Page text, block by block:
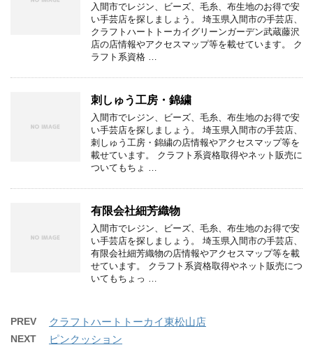
入間市でレジン、ビーズ、毛糸、布生地のお得で安
い手芸店を探しましょう。 埼玉県入間市の手芸店、
クラフトハートトーカイグリーンガーデン武蔵藤沢
店の店情報やアクセスマップ等を載せています。 ク
ラフト系資格 …
刺しゅう工房・錦繍
入間市でレジン、ビーズ、毛糸、布生地のお得で安
い手芸店を探しましょう。 埼玉県入間市の手芸店、
刺しゅう工房・錦繍の店情報やアクセスマップ等を
載せています。 クラフト系資格取得やネット販売に
ついてもちょ …
有限会社細芳織物
入間市でレジン、ビーズ、毛糸、布生地のお得で安
い手芸店を探しましょう。 埼玉県入間市の手芸店、
有限会社細芳織物の店情報やアクセスマップ等を載
せています。 クラフト系資格取得やネット販売につ
いてもちょっ …
PREV クラフトハートトーカイ東松山店
NEXT ピンクッション